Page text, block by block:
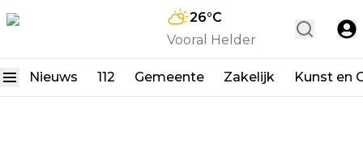
26°C
Vooral Helder
Nieuws 112 Gemeente Zakelijk Kunst en